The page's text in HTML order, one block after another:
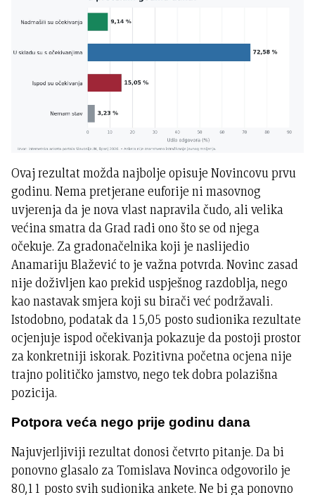
Ovaj rezultat možda najbolje opisuje Novincovu prvu
godinu. Nema pretjerane euforije ni masovnog
uvjerenja da je nova vlast napravila čudo, ali velika
većina smatra da Grad radi ono što se od njega
očekuje. Za gradonačelnika koji je naslijedio
Anamariju Blažević to je važna potvrda. Novinc zasad
nije doživljen kao prekid uspješnog razdoblja, nego
kao nastavak smjera koji su birači već podržavali.
Istodobno, podatak da 15,05 posto sudionika rezultate
ocjenjuje ispod očekivanja pokazuje da postoji prostor
za konkretniji iskorak. Pozitivna početna ocjena nije
trajno političko jamstvo, nego tek dobra polazišna
pozicija.
Potpora veća nego prije godinu dana
Najuvjerljiviji rezultat donosi četvrto pitanje. Da bi
ponovno glasalo za Tomislava Novinca odgovorilo je
80,11 posto svih sudionika ankete. Ne bi ga ponovno